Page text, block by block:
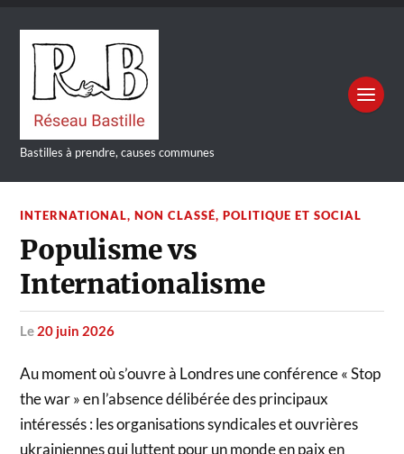
Bastilles à prendre, causes communes
INTERNATIONAL,NON CLASSÉ,POLITIQUE ET SOCIAL
Populisme vs
Internationalisme
le 20 juin 2026
Au moment où s’ouvre à Londres une conférence « Stop
the war » en l’absence délibérée des principaux
intéressés : les organisations syndicales et ouvrières
ukrainiennes qui luttent pour un monde en paix en